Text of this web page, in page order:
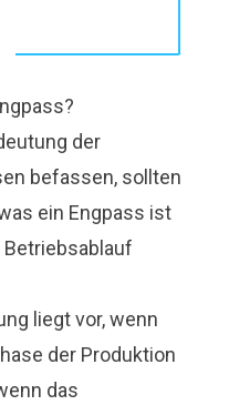
der
befassen, sollten
ein Engpass ist
liegt vor, wenn
der Produktion
das